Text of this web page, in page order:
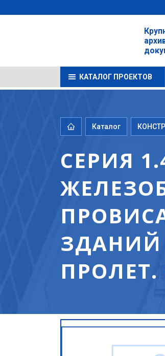
КАТАЛОГ ПРОЕКТОВ
Каталог
СЕРИЯ